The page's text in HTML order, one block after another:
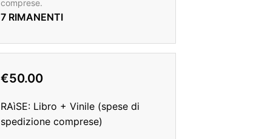
comprese.
7 RIMANENTI
€50.00
RAìSE: Libro + Vinile (spese di
spedizione comprese)